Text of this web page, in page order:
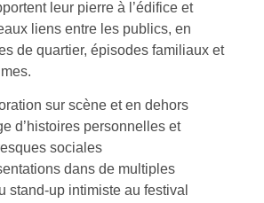
leur pierre à l’édifice et
liens entre les publics, en
de quartier, épisodes familiaux et
sur scène et en dehors
d’histoires personnelles et
sociales
dans de multiples
stand-up intimiste au festival